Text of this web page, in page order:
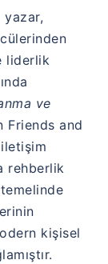
yazar,
liderlik
ve
Friends and
rehberlik
kişisel